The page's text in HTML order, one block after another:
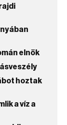
elnök
hoztak
a víz a